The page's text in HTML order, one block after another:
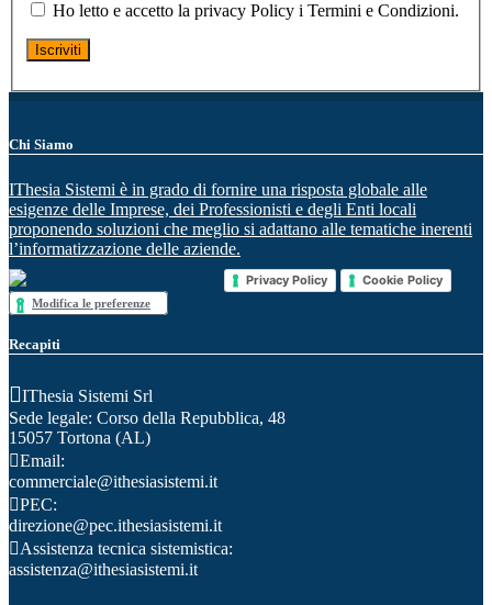
Ho letto e accetto la privacy Policy i Termini e Condizioni.
Chi Siamo
IThesia Sistemi è in grado di fornire una risposta globale alle
esigenze delle Imprese, dei Professionisti e degli Enti locali
proponendo soluzioni che meglio si adattano alle tematiche inerenti
l’informatizzazione delle aziende.
Privacy Policy Cookie Policy
Modifica le preferenze
Recapiti
IThesia Sistemi Srl
Sede legale: Corso della Repubblica, 48
15057 Tortona (AL)
Email:
commerciale@ithesiasistemi.it
PEC:
direzione@pec.ithesiasistemi.it
Assistenza tecnica sistemistica:
assistenza@ithesiasistemi.it